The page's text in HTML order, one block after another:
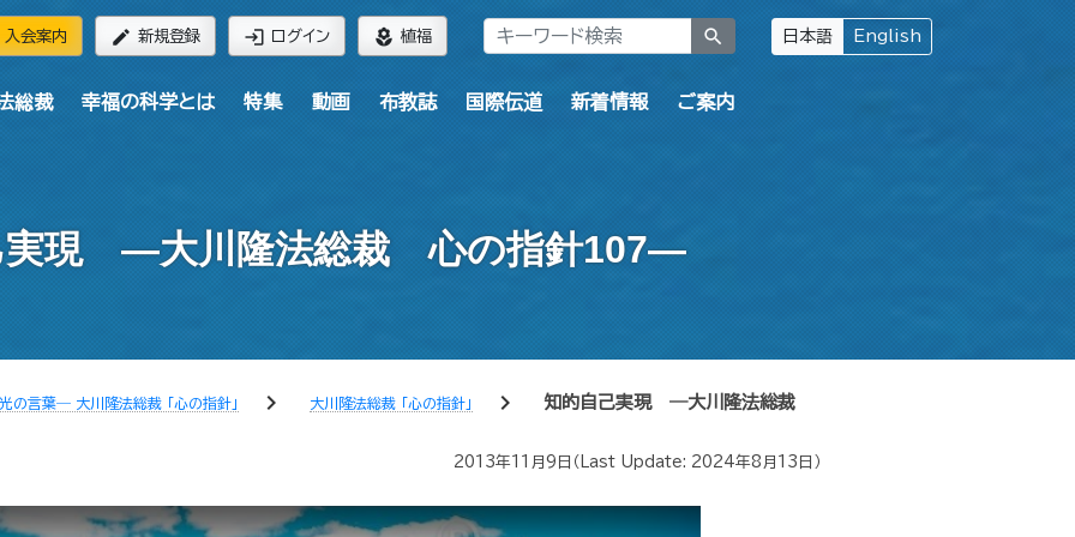
入会案内 edit 新規登録 login ログイン local_florist 植福 search 日本語 English
総裁 幸福の科学とは 特集 動画 布教誌 国際伝道 新着情報 ご案内
実現 ―大川隆法総裁 心の指針107―
の言葉― 大川隆法総裁 「心の指針」 chevron_right 大川隆法総裁 「心の指針」 chevron_right 知的自己実現 ―大川隆法総裁
2013年11月9日 （Last Update: 2024年8月13日 ）